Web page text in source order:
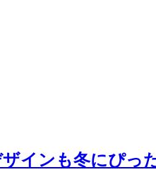
インも冬にぴっ